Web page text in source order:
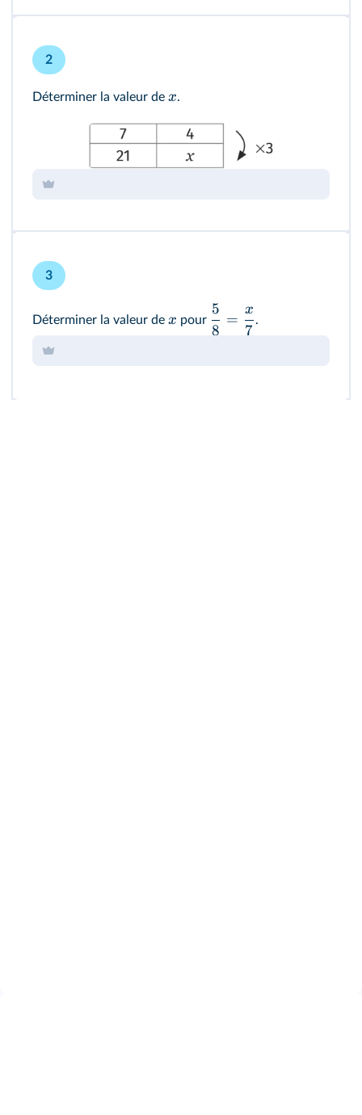
2
Déterminer la valeur de x.
3
Déterminer la valeur de x pour
8
5
=
7
x
.